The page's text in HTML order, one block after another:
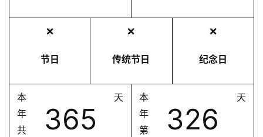
❌
节日
❌
传统节日
❌
纪念日
本
年
共
365
天
本
年
第
326
天